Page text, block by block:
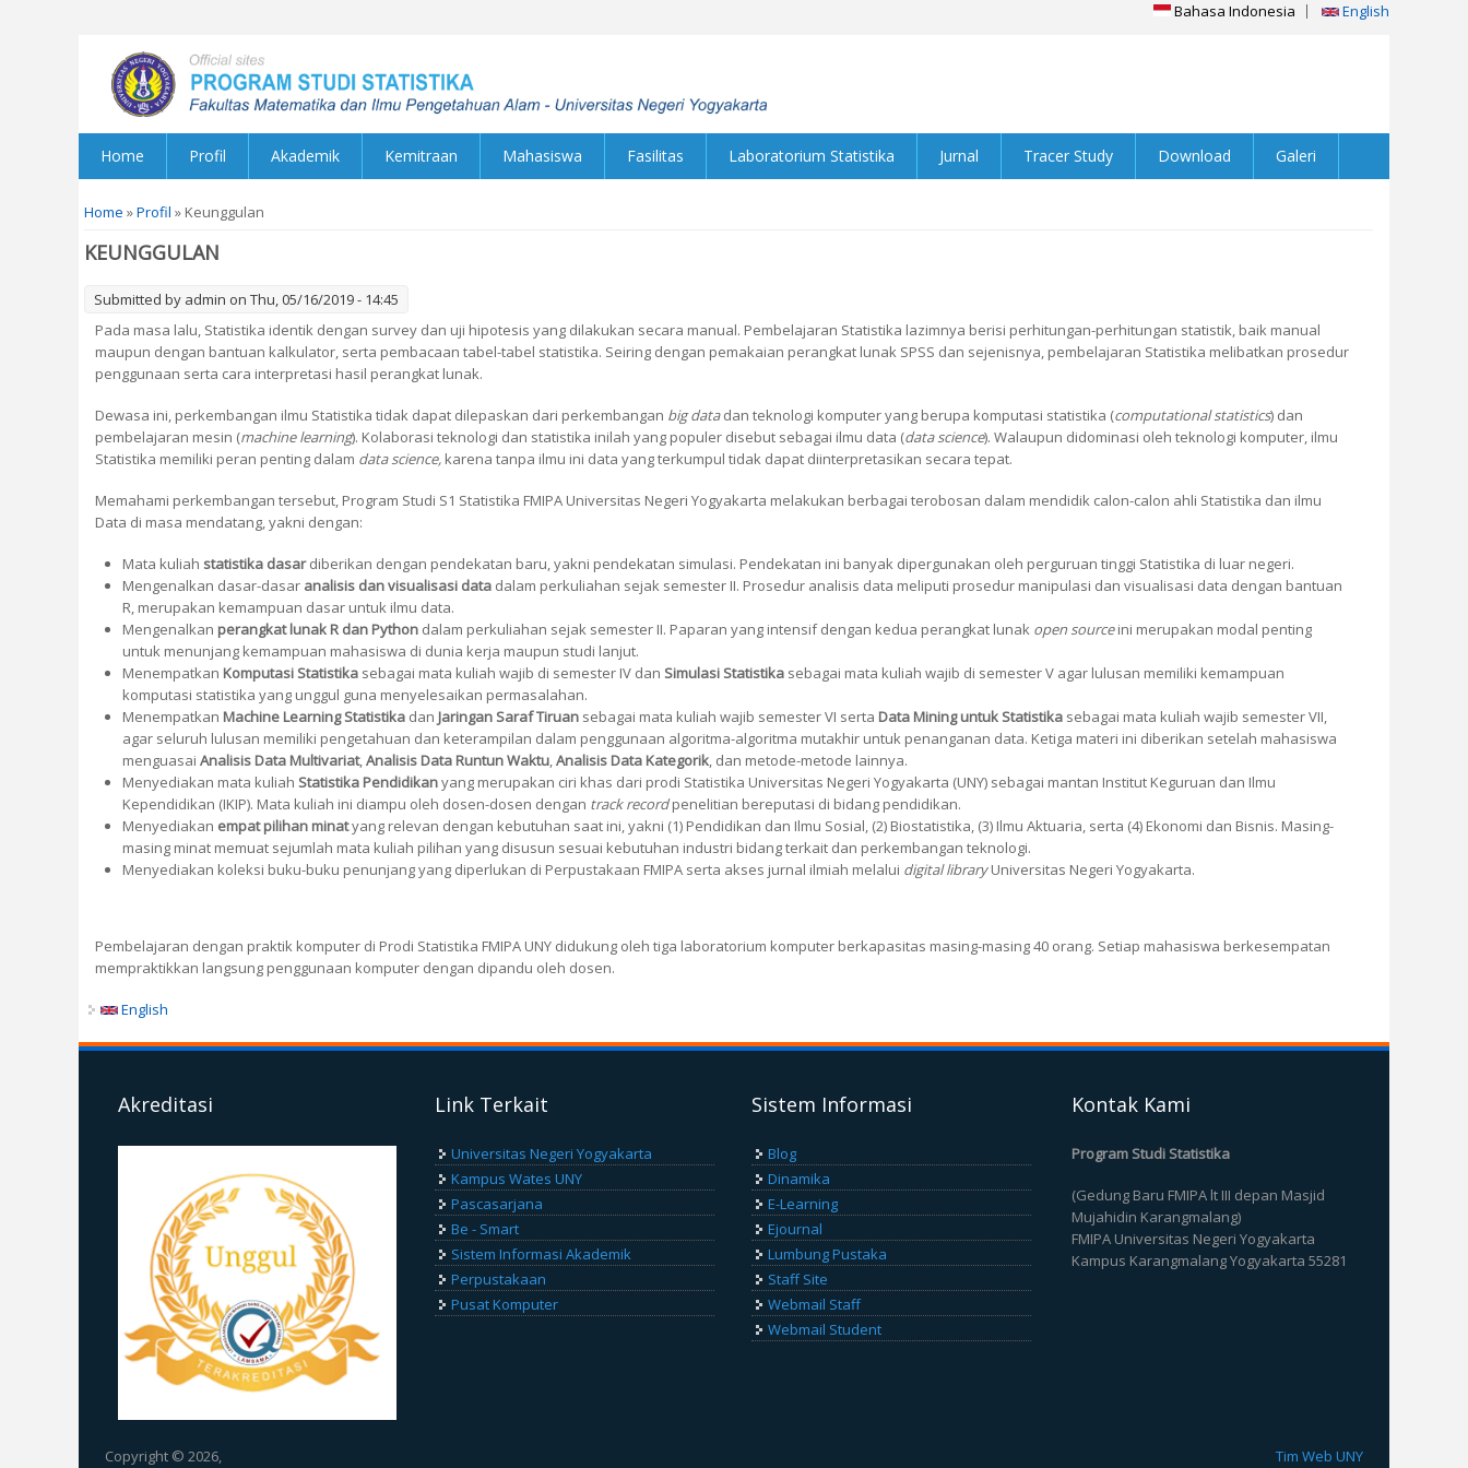
Bahasa Indonesia English
Home Profil Akademik Kemitraan Mahasiswa Fasilitas Laboratorium Statistika Jurnal Tracer Study Download Galeri
You are here
Home »Profil » Keunggulan
KEUNGGULAN
Submitted by admin on Thu, 05/16/2019 - 14:45
Pada masa lalu, Statistika identik dengan survey dan uji hipotesis yang dilakukan secara manual. Pembelajaran Statistika lazimnya berisi perhitungan-perhitungan statistik, baik manual
maupun dengan bantuan kalkulator, serta pembacaan tabel-tabel statistika. Seiring dengan pemakaian perangkat lunak SPSS dan sejenisnya, pembelajaran Statistika melibatkan prosedur
penggunaan serta cara interpretasi hasil perangkat lunak.
Dewasa ini, perkembangan ilmu Statistika tidak dapat dilepaskan dari perkembangan big datadan teknologi komputer yang berupa komputasi statistika (computational statistics) dan
pembelajaran mesin (machine learning). Kolaborasi teknologi dan statistika inilah yang populer disebut sebagai ilmu data (data science). Walaupun didominasi oleh teknologi komputer, ilmu
Statistika memiliki peran penting dalam data science, karena tanpa ilmu ini data yang terkumpul tidak dapat diinterpretasikan secara tepat.
Memahami perkembangan tersebut, Program Studi S1 Statistika FMIPA Universitas Negeri Yogyakarta melakukan berbagai terobosan dalam mendidik calon-calon ahli Statistika dan ilmu
Data di masa mendatang, yakni dengan:
Mata kuliah statistika dasardiberikan dengan pendekatan baru, yakni pendekatan simulasi. Pendekatan ini banyak dipergunakan oleh perguruan tinggi Statistika di luar negeri.
Mengenalkan dasar-dasar analisis dan visualisasi data dalam perkuliahan sejak semester II. Prosedur analisis data meliputi prosedur manipulasi dan visualisasi data dengan bantuan
R, merupakan kemampuan dasar untuk ilmu data.
Mengenalkan perangkat lunak R dan Python dalam perkuliahan sejak semester II. Paparan yang intensif dengan kedua perangkat lunak open sourceini merupakan modal penting
untuk menunjang kemampuan mahasiswa di dunia kerja maupun studi lanjut.
Menempatkan Komputasi Statistika sebagai mata kuliah wajib di semester IV dan Simulasi Statistika sebagai mata kuliah wajib di semester V agar lulusan memiliki kemampuan
komputasi statistika yang unggul guna menyelesaikan permasalahan.
Menempatkan Machine Learning Statistika dan Jaringan Saraf Tiruan sebagai mata kuliah wajib semester VI serta Data Mining untuk Statistika sebagai mata kuliah wajib semester VII,
agar seluruh lulusan memiliki pengetahuan dan keterampilan dalam penggunaan algoritma-algoritma mutakhir untuk penanganan data. Ketiga materi ini diberikan setelah mahasiswa
menguasai Analisis Data Multivariat,Analisis Data Runtun Waktu,Analisis Data Kategorik, dan metode-metode lainnya.
Menyediakan mata kuliah Statistika Pendidikanyang merupakan ciri khas dari prodi Statistika Universitas Negeri Yogyakarta (UNY) sebagai mantan Institut Keguruan dan Ilmu
Kependidikan (IKIP). Mata kuliah ini diampu oleh dosen-dosen dengan track recordpenelitian bereputasi di bidang pendidikan.
Menyediakan empat pilihan minatyang relevan dengan kebutuhan saat ini, yakni (1) Pendidikan dan Ilmu Sosial, (2) Biostatistika, (3) Ilmu Aktuaria, serta (4) Ekonomi dan Bisnis. Masing-
masing minat memuat sejumlah mata kuliah pilihan yang disusun sesuai kebutuhan industri bidang terkait dan perkembangan teknologi.
Menyediakan koleksi buku-buku penunjang yang diperlukan di Perpustakaan FMIPA serta akses jurnal ilmiah melalui digital libraryUniversitas Negeri Yogyakarta.
Pembelajaran dengan praktik komputer di Prodi Statistika FMIPA UNY didukung oleh tiga laboratorium komputer berkapasitas masing-masing 40 orang. Setiap mahasiswa berkesempatan
mempraktikkan langsung penggunaan komputer dengan dipandu oleh dosen.
English
Akreditasi Link Terkait
Universitas Negeri Yogyakarta
Kampus Wates UNY
Pascasarjana
Be - Smart
Sistem Informasi Akademik
Perpustakaan
Pusat Komputer
Sistem Informasi
Blog
Dinamika
E-Learning
Ejournal
Lumbung Pustaka
Staff Site
Webmail Staff
Webmail Student
Kontak Kami
Program Studi Statistika
(Gedung Baru FMIPA lt III depan Masjid
Mujahidin Karangmalang)
FMIPA Universitas Negeri Yogyakarta
Kampus Karangmalang Yogyakarta 55281
Copyright © 2026, Tim Web UNY